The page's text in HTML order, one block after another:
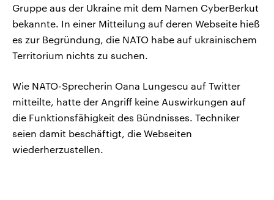
Gruppe aus der Ukraine mit dem Namen CyberBerkut
bekannte. In einer Mitteilung auf deren Webseite hieß
es zur Begründung, die NATO habe auf ukrainischem
Territorium nichts zu suchen.
Wie NATO-Sprecherin Oana Lungescu auf Twitter
mitteilte, hatte der Angriff keine Auswirkungen auf
die Funktionsfähigkeit des Bündnisses. Techniker
seien damit beschäftigt, die Webseiten
wiederherzustellen.